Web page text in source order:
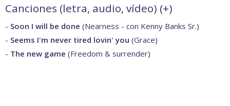
Canciones (letra, audio, vídeo) (+)
- Soon I will be done (Nearness - con Kenny Banks Sr.)
- Seems I'm never tired lovin' you (Grace)
- The new game (Freedom & surrender)